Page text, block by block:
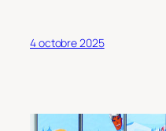
4 octobre 2025